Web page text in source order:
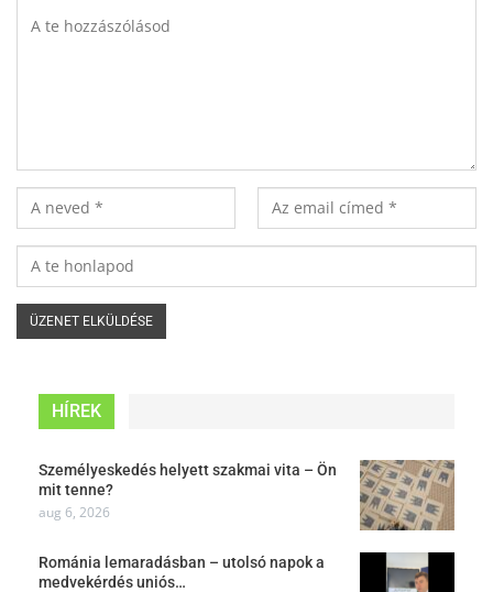
HÍREK
Személyeskedés helyett szakmai vita – Ön
mit tenne?
aug 6, 2026
Románia lemaradásban – utolsó napok a
medvekérdés uniós…